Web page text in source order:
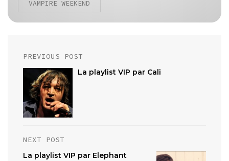
VAMPIRE WEEKEND
Post
navigation
PREVIOUS POST
La playlist VIP par Cali
NEXT POST
La playlist VIP par Elephant